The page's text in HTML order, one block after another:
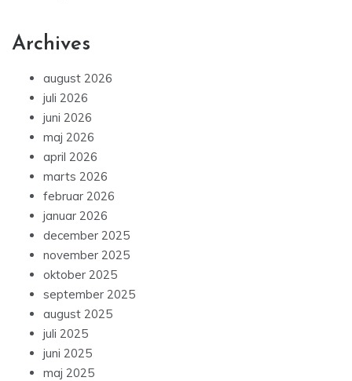
Archives
august 2026
juli 2026
juni 2026
maj 2026
april 2026
marts 2026
februar 2026
januar 2026
december 2025
november 2025
oktober 2025
september 2025
august 2025
juli 2025
juni 2025
maj 2025